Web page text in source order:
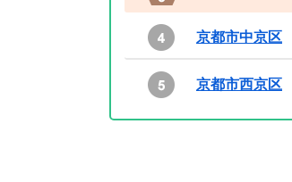
京都市中京区
京都市西京区